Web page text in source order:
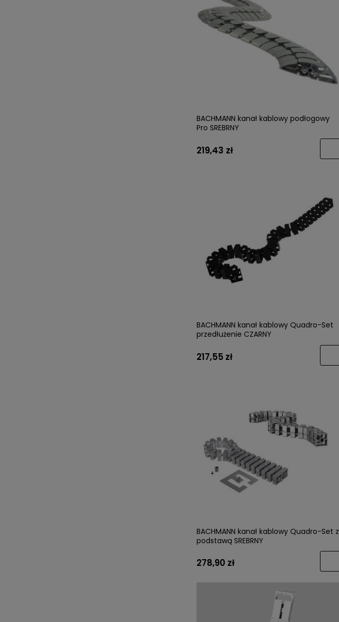
BACHMANN kanał kablowy podłogowy
Pro SREBRNY
219,43 zł
BACHMANN kanał kablowy Quadro-Set
przedłużenie CZARNY
217,55 zł
BACHMANN kanał kablowy Quadro-Set z
podstawą SREBRNY
278,90 zł